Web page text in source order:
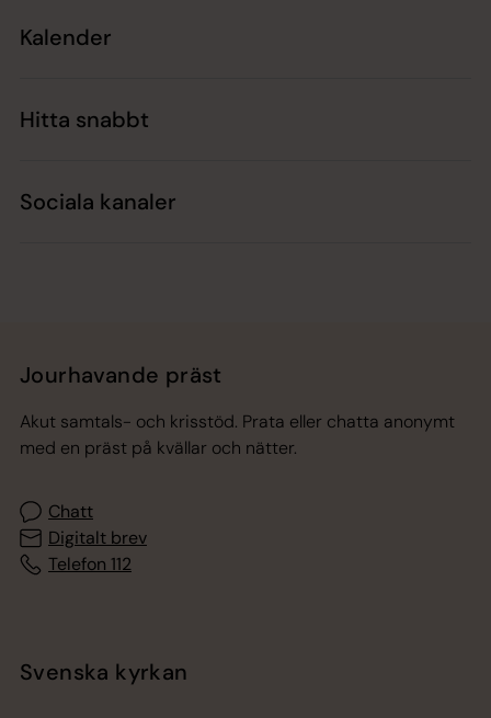
Kalender
Hitta snabbt
Sociala kanaler
Jourhavande präst
Akut samtals- och krisstöd. Prata eller chatta anonymt
med en präst på kvällar och nätter.
Chatt
Digitalt brev
Telefon 112
Svenska kyrkan